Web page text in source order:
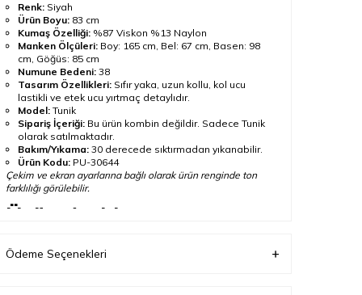
Renk: Siyah
Ürün Boyu: 83 cm
Kumaş Özelliği: %87 Viskon %13 Naylon
Manken Ölçüleri: Boy: 165 cm, Bel: 67 cm, Basen: 98
cm, Göğüs: 85 cm
Numune Bedeni: 38
Tasarım Özellikleri: Sıfır yaka, uzun kollu, kol ucu
lastikli ve etek ucu yırtmaç detaylıdır.
Model: Tunik
Sipariş İçeriği: Bu ürün kombin değildir. Sadece Tunik
olarak satılmaktadır.
Bakım/Yıkama: 30 derecede sıktırmadan yıkanabilir.
Ürün Kodu: PU-30644
Çekim ve ekran ayarlarına bağlı olarak ürün renginde ton
farklılığı görülebilir.
Ürün Açıklaması
Tesettür Tunik PU-30644
Ödeme Seçenekleri